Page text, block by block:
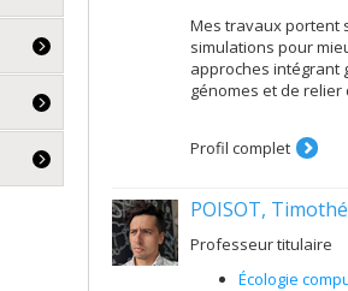
Mes travaux portent
simulations pour
approches intégrant
génomes et de
Profil complet
POISOT,
Professeur titulaire
Écologie